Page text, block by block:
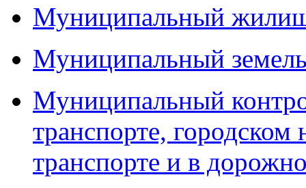
Муниципальный
Муниципальный
Муниципальный
транспорте, городском
транспорте и в